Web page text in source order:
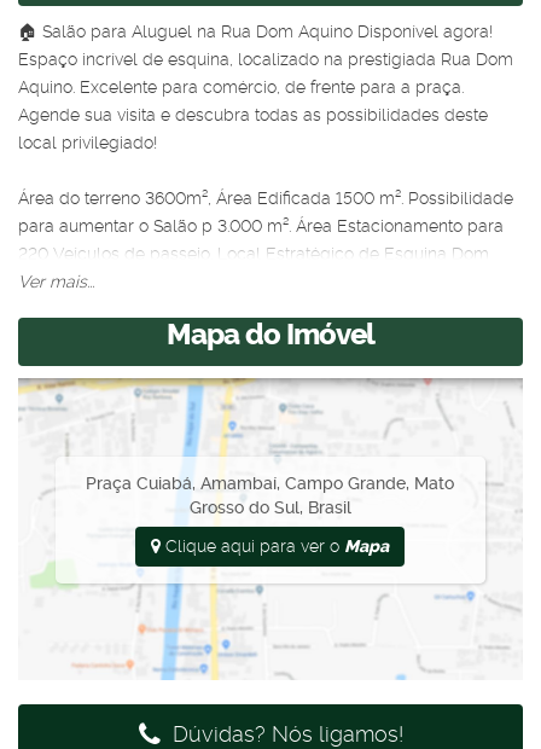
🏠 Salão para Aluguel na Rua Dom Aquino Disponível agora!
Espaço incrível de esquina, localizado na prestigiada Rua Dom
Aquino. Excelente para comércio, de frente para a praça.
Agende sua visita e descubra todas as possibilidades deste
local privilegiado!
Área do terreno 3600m², Área Edificada 1500 m². Possibilidade
para aumentar o Salão p 3.000 m². Área Estacionamento para
220 Veículos de passeio. Local Estratégico de Esquina Dom
Aquino com Praça Cuiabá e Araras Azuis. Excelente
pode aumentar, fazer mais um Salão de 1.500 M2 na
modalidade Built-to-suit.
Excelente p Sede Igreja Evangélica, Academia de Ginástica,
Mercado, Logística, Autorizada de Automóveis e Caminhões.
Fotos temporárias - em breve, atualizações!
Ver mais...
Mapa do Imóvel
Praça Cuiabá,Amambaí,Campo Grande, Mato
Grosso do Sul, Brasil
Clique aqui para ver o Mapa
Dúvidas? Nós ligamos!